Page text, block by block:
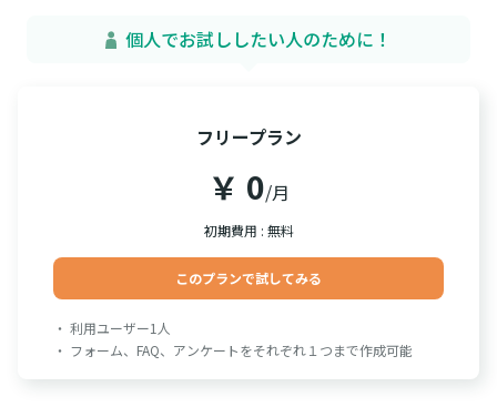
個人でお試ししたい人のために！
フリープラン
￥ 0/月
初期費用 : 無料
このプランで試してみる
・ 利用ユーザー1人
・ フォーム、FAQ、アンケートをそれぞれ１つまで作成可能